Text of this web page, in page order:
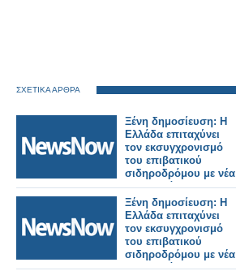
ΣΧΕΤΙΚΑ ΑΡΘΡΑ
Ξένη δημοσίευση: Η
Ελλάδα επιταχύνει
τον εκσυγχρονισμό
του επιβατικού
σιδηροδρόμου με νέα
ηλεκτρικά και
υβριδικά τρένα.
Ξένη δημοσίευση: Η
Ελλάδα επιταχύνει
τον εκσυγχρονισμό
του επιβατικού
σιδηροδρόμου με νέα
ηλεκτρικά και